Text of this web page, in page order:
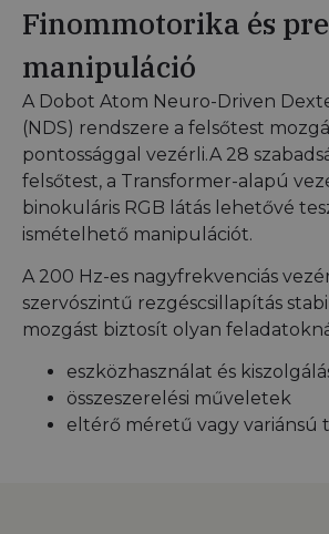
Finommotorika és
manipuláció
A Dobot Atom Neuro-Driven
(NDS) rendszere a felsőtest
pontossággal vezérli.A 28
felsőtest, a Transformer-alapú
binokuláris RGB látás lehetővé
ismételhető manipulációt.
A 200 Hz-es nagyfrekvenciás
szervószintű rezgéscsillapítás
mozgást biztosít olyan
eszközhasználat és
összeszerelési műveletek
eltérő méretű vagy variánsú